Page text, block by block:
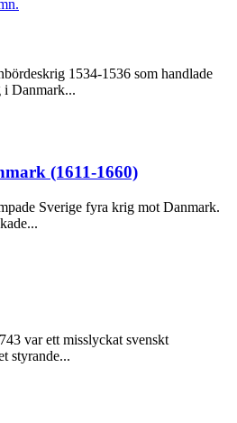
1534-1536 som handlade
i Danmark...
(1611-1660)
Sverige fyra krig mot Danmark.
var ett misslyckat svenskt
styrande...